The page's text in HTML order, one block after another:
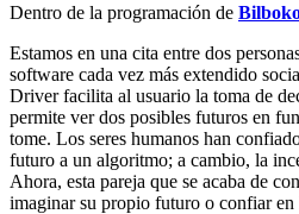
Dentro de la programación de
Estamos en una cita entre dos
software cada vez más extendido
Driver facilita al usuario la toma de
permite ver dos posibles futuros en
tome. Los seres humanos han
futuro a un algoritmo; a cambio, la
Ahora, esta pareja que se acaba de
imaginar su propio futuro o confiar en